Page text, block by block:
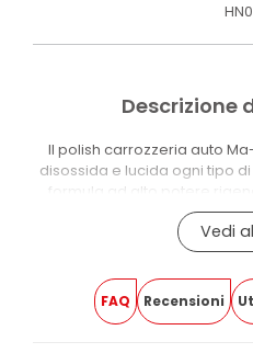
Descrizione
Il polish carrozzeria auto
disossida e lucida ogni tipo
formula ad alto potere
aloni post-lucidatura e
veicolo il colore brillante
specchio
Il prodotto è
cromature. Utilizzabile
Vedi
FAQ Recensioni